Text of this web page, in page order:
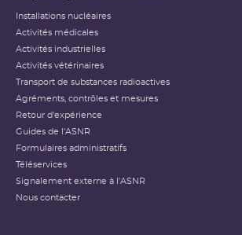
Installations nucléaires
Activités médicales
Activités industrielles
Activités vétérinaires
Transport de substances radioactives
Agréments, contrôles et mesures
Retour d'expérience
Guides de l'ASNR
Formulaires administratifs
Téléservices
Signalement externe à l'ASNR
Nous contacter